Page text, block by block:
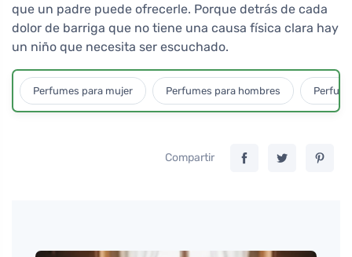
que un padre puede ofrecerle. Porque detrás de cada
dolor de barriga que no tiene una causa física clara hay
un niño que necesita ser escuchado.
Perfumes para mujer Perfumes para hombres
Compartir